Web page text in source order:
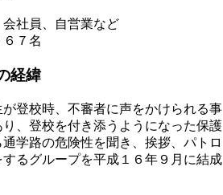
会社員、自営業など
６７名
経緯
が登校時、不審者に声をかけられる事
り、登校を付き添うようになった保護
学路の危険性を聞き、挨拶、パトロ
するグループを平成１６年９月に結成